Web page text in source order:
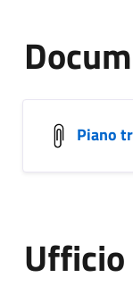
Piano